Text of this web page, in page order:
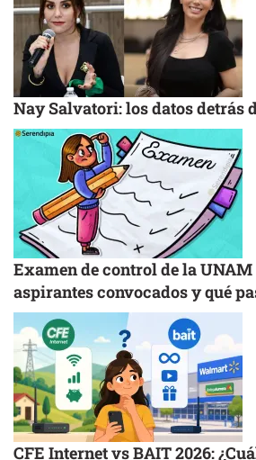
Nay Salvatori: los datos detrás
Examen de control de la UNAM
aspirantes convocados y qué
CFE Internet vs BAIT 2026: